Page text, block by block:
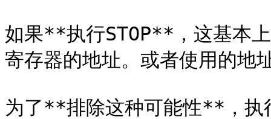
如果**执行STOP**，这基本
寄存器的地址。或者使用的地
为了**排除这种可能性**，执